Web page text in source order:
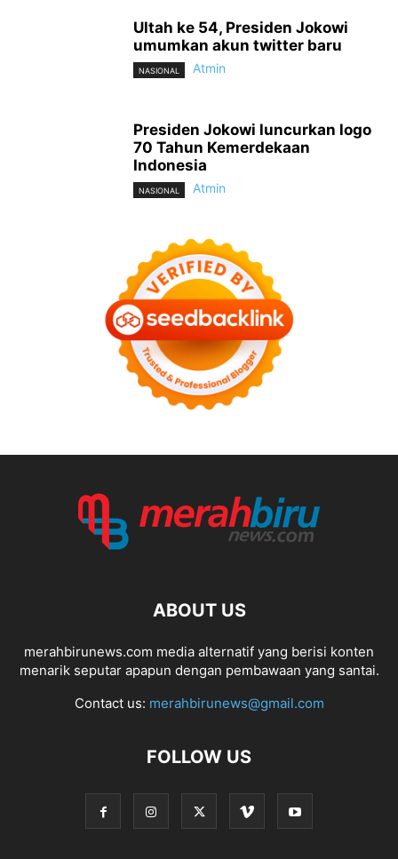
Ultah ke 54, Presiden Jokowi
umumkan akun twitter baru
NASIONAL Atmin
Presiden Jokowi luncurkan logo
70 Tahun Kemerdekaan
Indonesia
NASIONAL Atmin
ABOUT US
merahbirunews.com media alternatif yang berisi konten
menarik seputar apapun dengan pembawaan yang santai.
Contact us: merahbirunews@gmail.com
FOLLOW US